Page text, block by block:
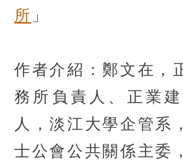
所 」
作者介紹：鄭文在，
務所負責人、正業
人，淡江大學企管系
士公會公共關係主委